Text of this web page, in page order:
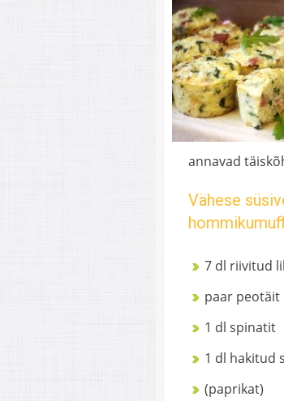
annavad
Vähese
7 dl riivitud
paar peotäit
1 dl spinatit
1 dl hakitud
(paprikat)